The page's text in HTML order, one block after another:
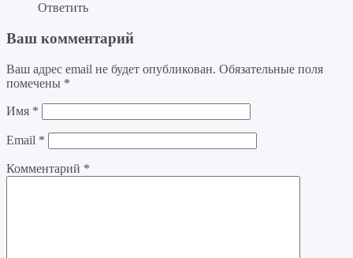
Ответить
Ваш комментарий
Ваш адрес email не будет опубликован. Обязательные поля
помечены *
Имя *
Email *
Комментарий *